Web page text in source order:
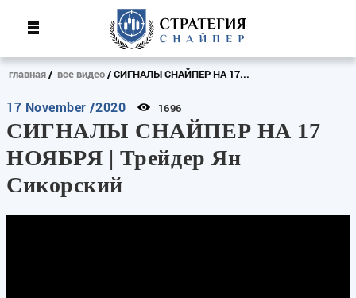
главная все видео СИГНАЛЫ СНАЙПЕР НА 17...
17 November /2020 1696
СИГНАЛЫ СНАЙПЕР НА 17
НОЯБРЯ | Трейдер Ян
Сикорский